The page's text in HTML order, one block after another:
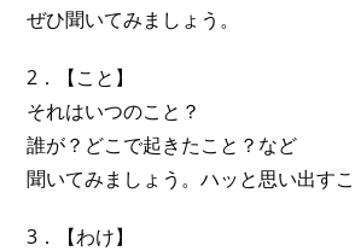
ぜひ聞いてみましょう。
2．【こと】
それはいつのこと？
誰が？どこで起きたこと？など
聞いてみましょう。ハッと思い出すこ
3．【わけ】